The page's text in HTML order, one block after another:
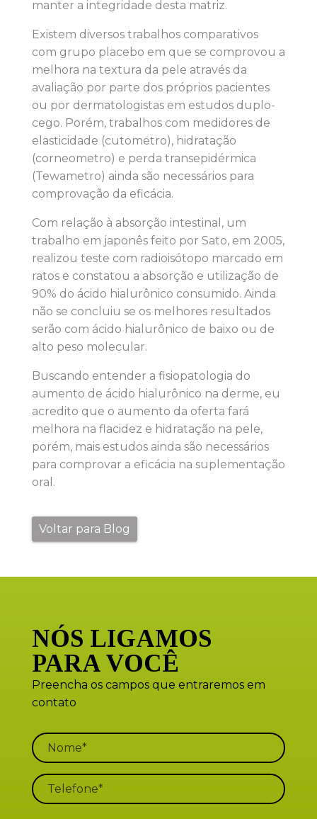
manter a integridade desta matriz.
Existem diversos trabalhos comparativos
com grupo placebo em que se comprovou a
melhora na textura da pele através da
avaliação por parte dos próprios pacientes
ou por dermatologistas em estudos duplo-
cego. Porém, trabalhos com medidores de
elasticidade (cutometro), hidratação
(corneometro) e perda transepidérmica
(Tewametro) ainda são necessários para
comprovação da eficácia.
Com relação à absorção intestinal, um
trabalho em japonês feito por Sato, em 2005,
realizou teste com radioisótopo marcado em
ratos e constatou a absorção e utilização de
90% do ácido hialurônico consumido. Ainda
não se concluiu se os melhores resultados
serão com ácido hialurônico de baixo ou de
alto peso molecular.
Buscando entender a fisiopatologia do
aumento de ácido hialurônico na derme, eu
acredito que o aumento da oferta fará
melhora na flacidez e hidratação na pele,
porém, mais estudos ainda são necessários
para comprovar a eficácia na suplementação
oral.
Voltar para Blog
NÓS LIGAMOS
PARA VOCÊ
Preencha os campos que entraremos em
contato